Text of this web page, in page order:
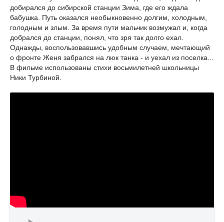
добирался до сибирской станции Зима, где его ждала
бабушка. Путь оказался необыкновенно долгим, холодным,
голодным и злым. За время пути мальчик возмужал и, когда
добрался до станции, понял, что зря так долго ехал.
Однажды, воспользовавшись удобным случаем, мечтающий
о фронте Женя забрался на люк танка - и уехал из поселка...
В фильме использованы стихи восьмилетней школьницы
Ники Турбиной.